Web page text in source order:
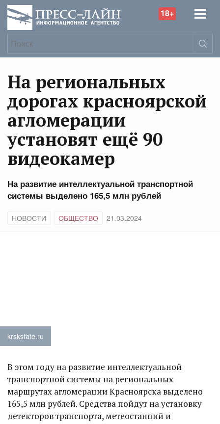
18+
На региональных
дорогах красноярской
агломерации
установят ещё 90
видеокамер
На развитие интеллектуальной транспортной
системы выделено 165,5 млн рублей
НОВОСТИ ОБЩЕСТВО 21.03.2024
krskstate.ru
В этом году на развитие интеллектуальной
транспортной системы на региональных
маршрутах агломерации Красноярска выделено
165,5 млн рублей. Средства пойдут на установку
детекторов транспорта, метеостанций и